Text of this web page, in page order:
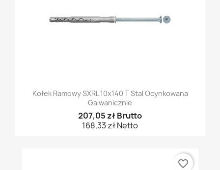
Kołek Ramowy SXRL 10x140 T Stal Ocynkowana
Galwanicznie
207,05 zł Brutto
168,33 zł Netto
favorite_border